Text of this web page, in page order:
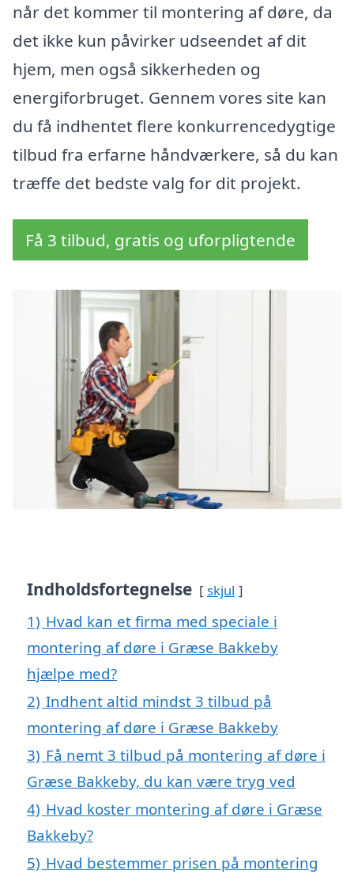
når det kommer til montering af døre, da
det ikke kun påvirker udseendet af dit
hjem, men også sikkerheden og
energiforbruget. Gennem vores site kan
du få indhentet flere konkurrencedygtige
tilbud fra erfarne håndværkere, så du kan
træffe det bedste valg for dit projekt.
Få 3 tilbud, gratis og uforpligtende
Indholdsfortegnelse skjul
1) Hvad kan et firma med speciale i
montering af døre i Græse Bakkeby
hjælpe med?
2) Indhent altid mindst 3 tilbud på
montering af døre i Græse Bakkeby
3) Få nemt 3 tilbud på montering af døre i
Græse Bakkeby, du kan være tryg ved
4) Hvad koster montering af døre i Græse
Bakkeby?
5) Hvad bestemmer prisen på montering